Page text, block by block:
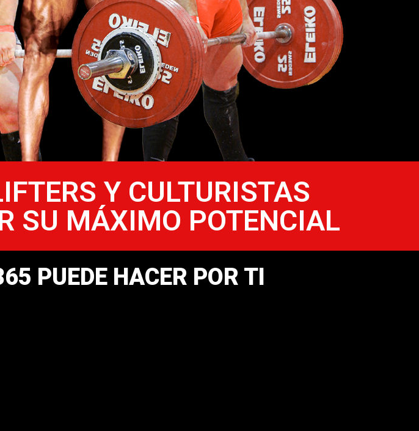
Y CULTURISTAS
SU MÁXIMO POTENCIAL
PUEDE HACER POR TI